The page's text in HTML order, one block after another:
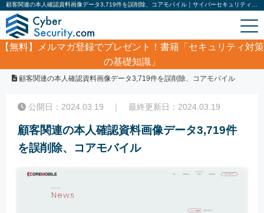
【無料】
メルマガ登録でプレゼント！書籍「セキュリティ対策
の基礎知識」
サイバーセキュリティ・情報漏洩ニュース
顧客関連の本人確認資料画像データ3,719件を誤削除、コアモバイル
公開日：2024.03.19 ｜ 最終更新日：2024.03.19
顧客関連の本人確認資料画像データ3,719件
を誤削除、コアモバイル